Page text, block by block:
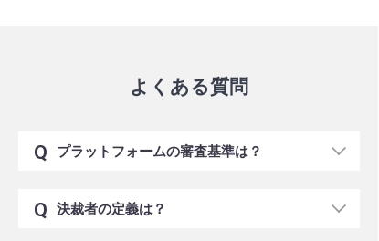
よくある質問
プラットフォームの審査基準は？
決裁者の定義は？